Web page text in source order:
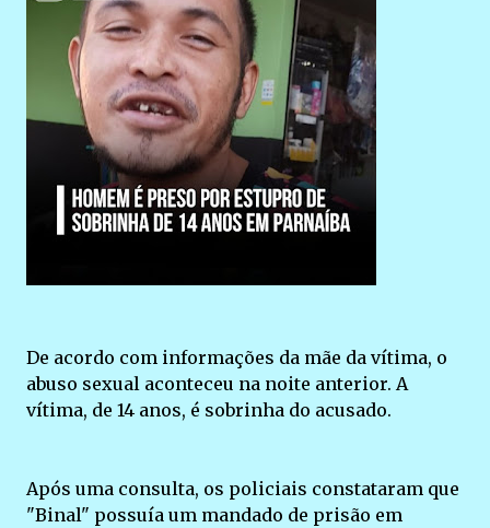
De acordo com informações da mãe da vítima, o
abuso sexual aconteceu na noite anterior. A
vítima, de 14 anos, é sobrinha do acusado.
Após uma consulta, os policiais constataram que
"Binal" possuía um mandado de prisão em